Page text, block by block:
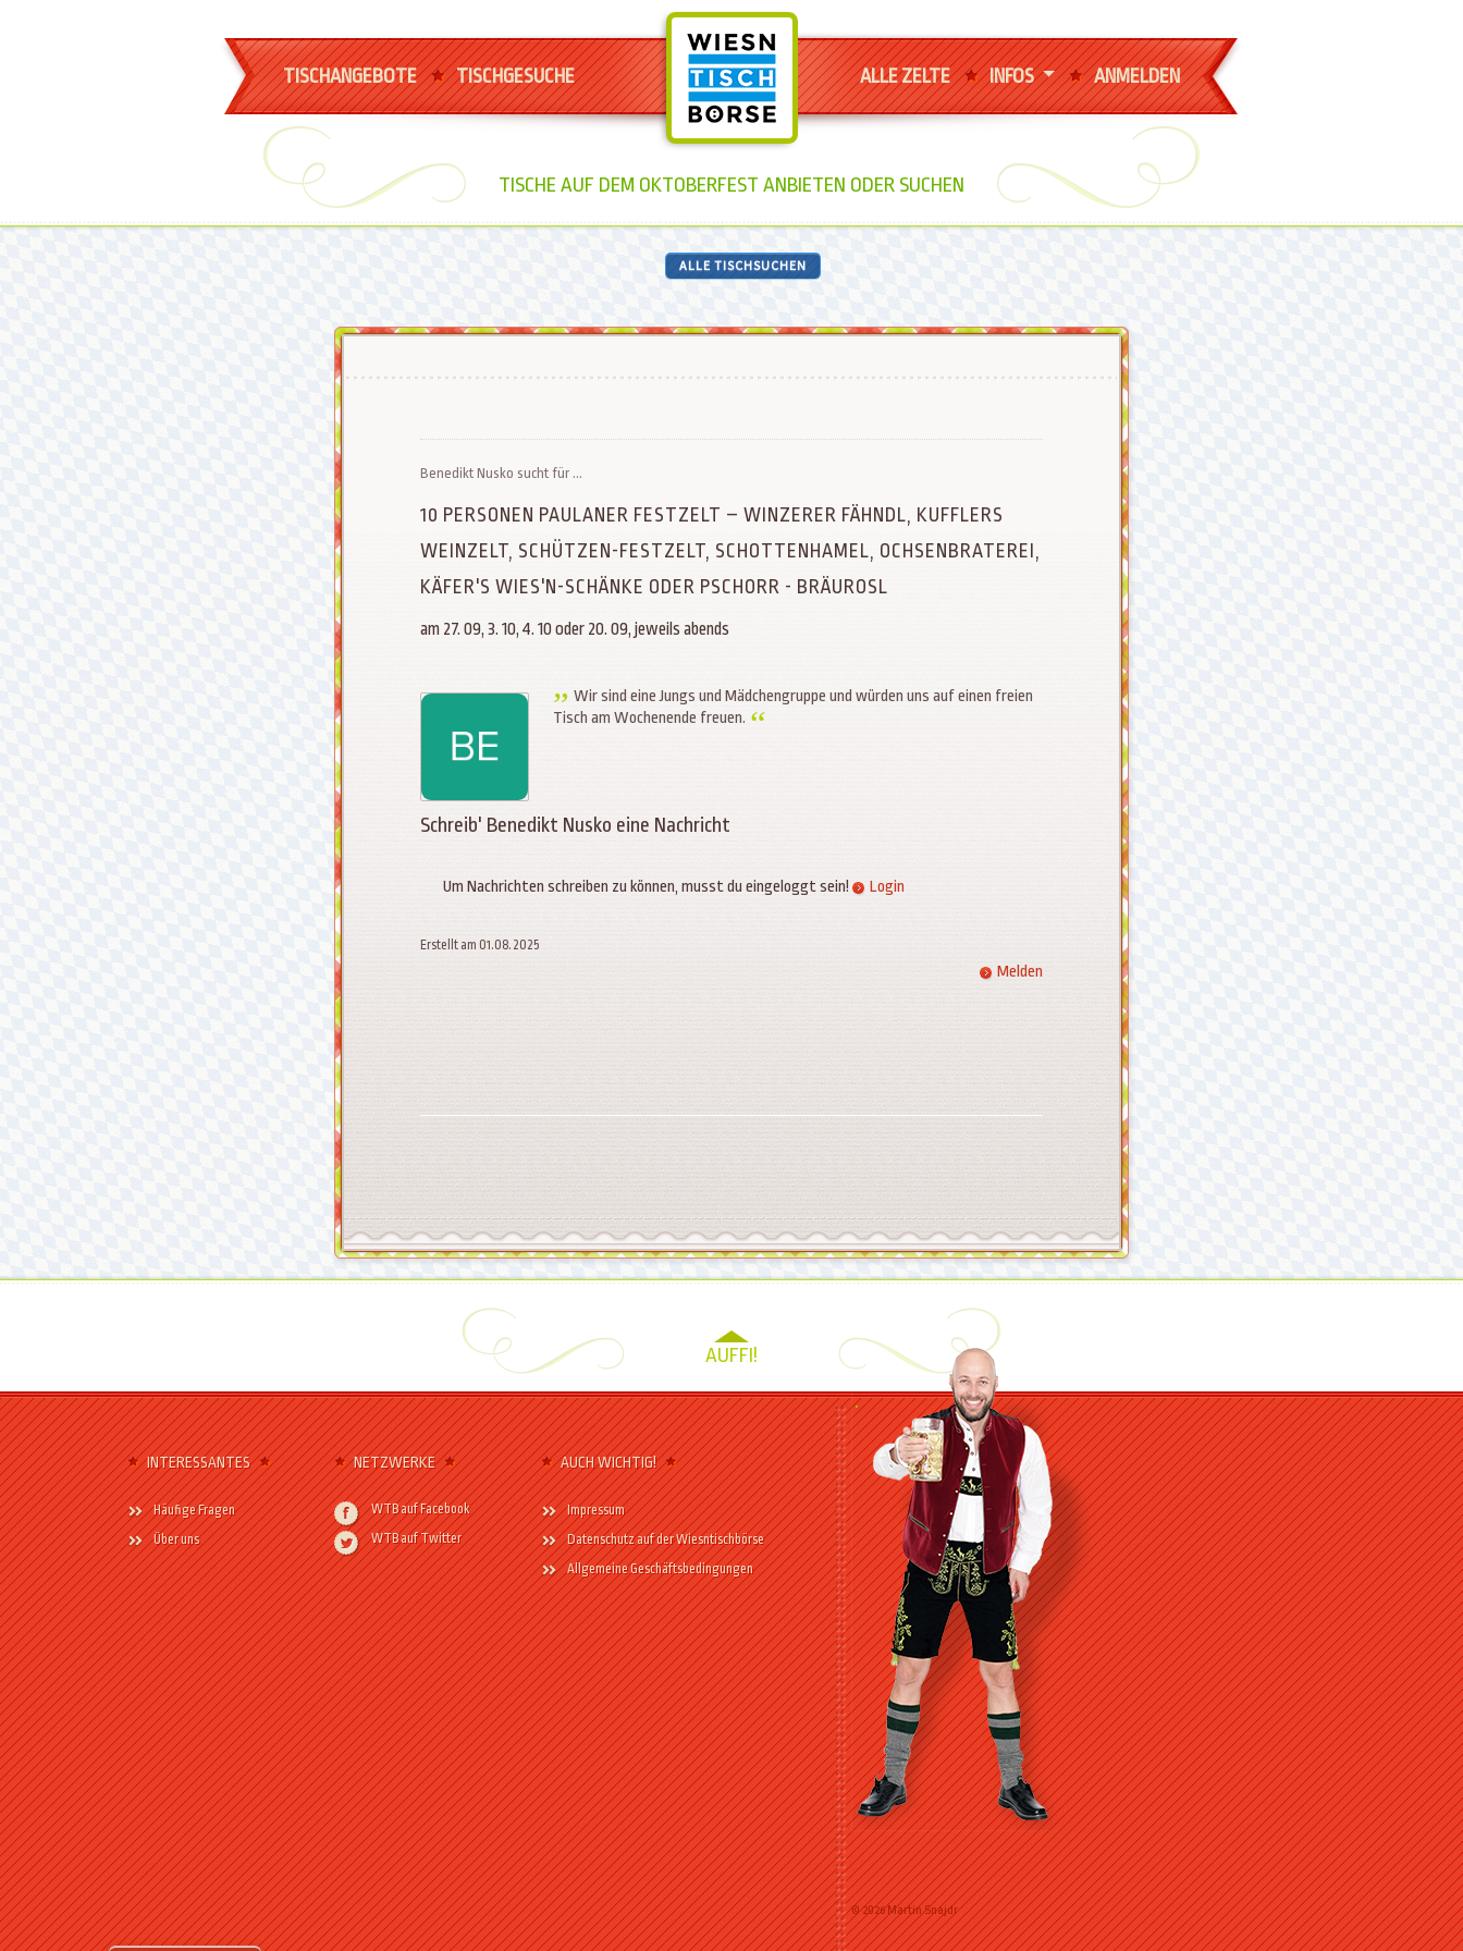
TISCHANGEBOTE TISCHGESUCHE ALLE ZELTE INFOS ANMELDEN
TISCHE AUF DEM OKTOBERFEST ANBIETEN ODER SUCHEN
ALLE TISCHSUCHEN
Benedikt Nusko sucht für ...
10 PERSONEN PAULANER FESTZELT – WINZERER FÄHNDL, KUFFLERS
WEINZELT, SCHÜTZEN-FESTZELT, SCHOTTENHAMEL, OCHSENBRATEREI,
KÄFER'S WIES'N-SCHÄNKE ODER PSCHORR - BRÄUROSL
am 27. 09, 3. 10, 4. 10 oder 20. 09, jeweils abends
Wir sind eine Jungs und Mädchengruppe und würden uns auf einen freien
Tisch am Wochenende freuen.
Schreib' Benedikt Nusko eine Nachricht
Um Nachrichten schreiben zu können, musst du eingeloggt sein! Login
Erstellt am 01.08.2025
Melden
AUFFI!
INTERESSANTES
Häufige Fragen
Über uns
NETZWERKE
WTB auf Facebook
WTB auf Twitter
AUCH WICHTIG!
Impressum
Datenschutz auf der Wiesntischbörse
Allgemeine Geschäftsbedingungen
© 2026 Martin Snajdr